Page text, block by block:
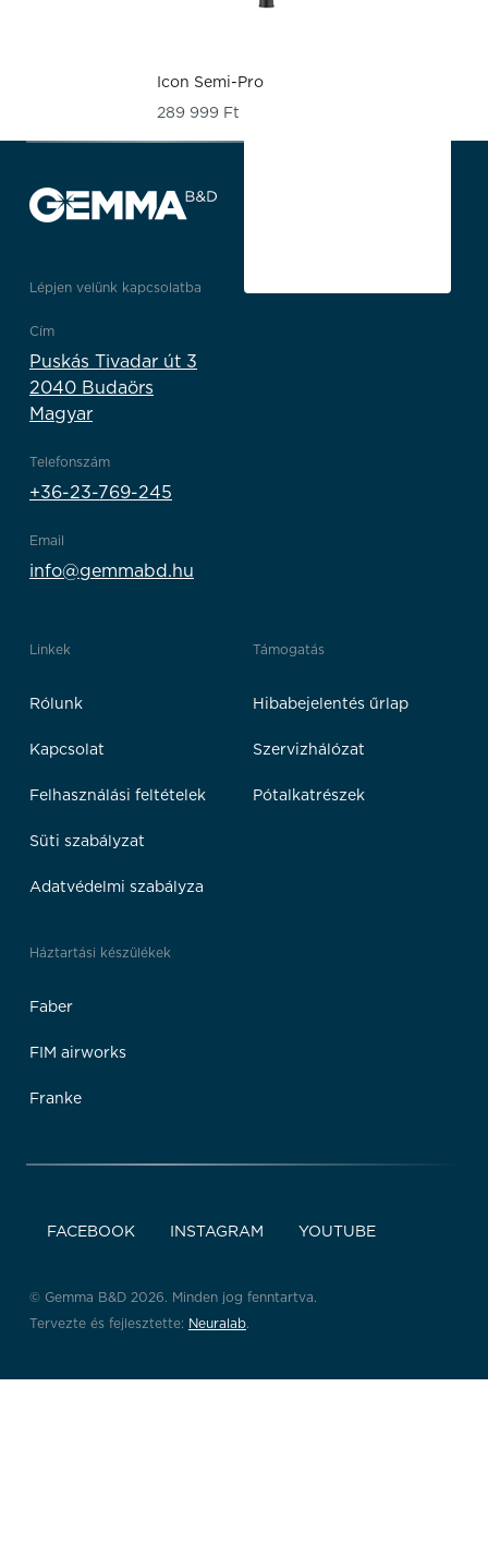
Icon Semi-Pro
289 999 Ft
Lépjen velünk kapcsolatba
Cím
Puskás Tivadar út 3
2040 Budaörs
Magyar
Telefonszám
+36-23-769-245
Email
info@gemmabd.hu
Linkek
Rólunk
Kapcsolat
Felhasználási feltételek
Süti szabályzat
Adatvédelmi szabályza
Támogatás
Hibabejelentés űrlap
Szervizhálózat
Pótalkatrészek
Háztartási készülékek
Faber
FIM airworks
Franke
FACEBOOK INSTAGRAM YOUTUBE
© Gemma B&D 2026. Minden jog fenntartva.
Tervezte és fejlesztette: Neuralab.